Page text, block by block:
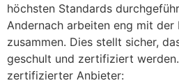
höchsten Standards
Andernach arbeiten eng mit der
zusammen. Dies stellt sicher,
geschult und zertifiziert
zertifizierter Anbieter: